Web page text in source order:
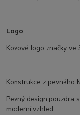
Logo
Kovové logo značky
Konstrukce z pevného
Pevný design pouzdra
moderní vzhled